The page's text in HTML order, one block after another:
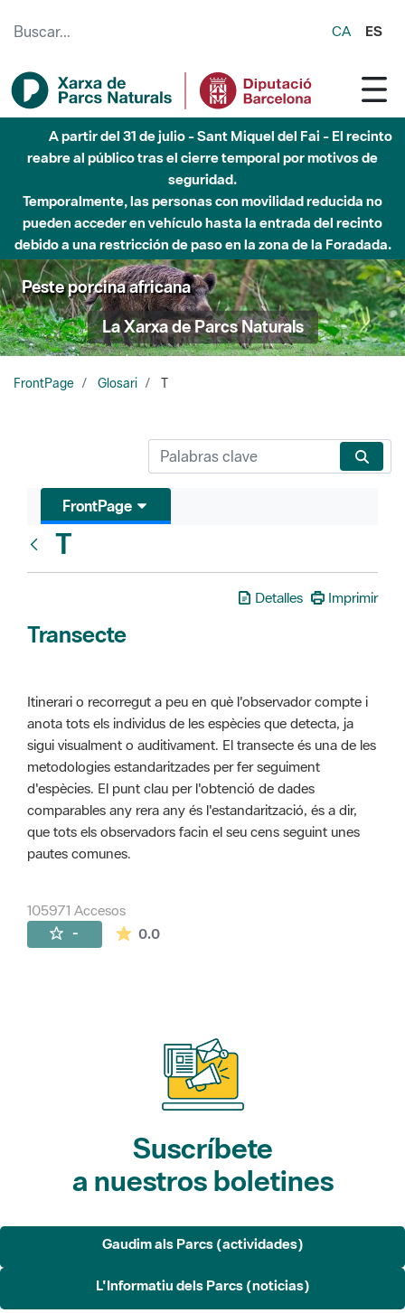
CA ES
A partir del 31 de julio - Sant Miquel del Fai - El recinto
reabre al público tras el cierre temporal por motivos de
seguridad.
Temporalmente, las personas con movilidad reducida no
pueden acceder en vehículo hasta la entrada del recinto
debido a una restricción de paso en la zona de la Foradada.
Peste porcina africana
La Xarxa de Parcs Naturals
FrontPage Glosari T
FrontPage
T
Detalles Imprimir
Transecte
Itinerari o recorregut a peu en què l'observador compte i
anota tots els individus de les espècies que detecta, ja
sigui visualment o auditivament. El transecte és una de les
metodologies estandaritzades per fer seguiment
d'espècies. El punt clau per l'obtenció de dades
comparables any rera any és l'estandarització, és a dir,
que tots els observadors facin el seu cens seguint unes
pautes comunes.
105971 Accesos
- 0.0La valoración media es de 0 estrellas de
Suscríbete
a nuestros boletines
Gaudim als Parcs (actividades)
L'Informatiu dels Parcs (noticias)